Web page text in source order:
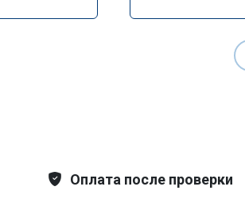
Оплата после проверки